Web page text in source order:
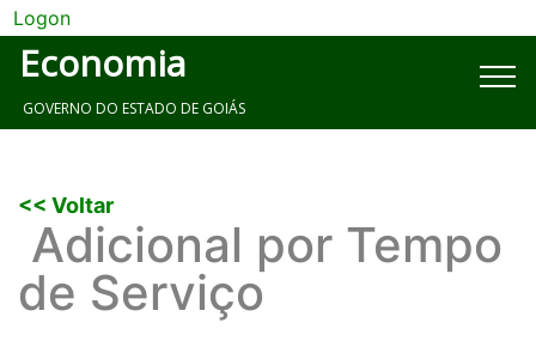
Logon
Economia
GOVERNO DO ESTADO DE GOIÁS
<< Voltar
Adicional por Tempo
de Serviço